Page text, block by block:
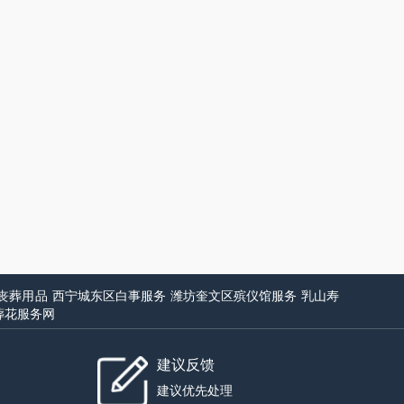
葬用品 西宁城东区白事服务 潍坊奎文区殡仪馆服务 乳山寿
花服务网
建议反馈
建议优先处理